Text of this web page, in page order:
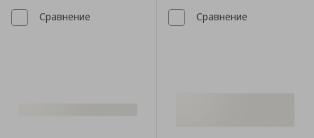
Сравнение Сравнение